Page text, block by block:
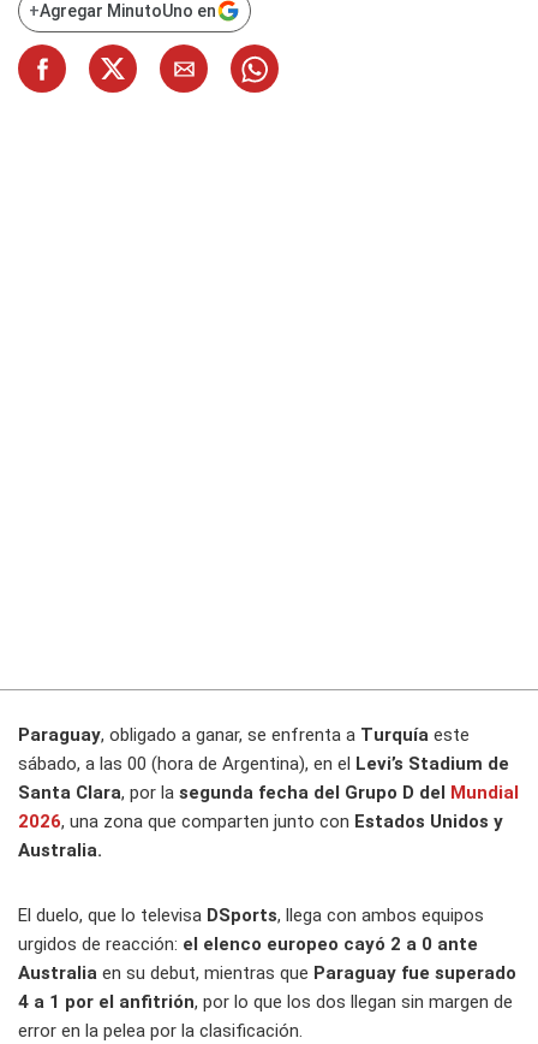
+Agregar MinutoUno en
Paraguay, obligado a ganar, se enfrenta a Turquía este
sábado, a las 00 (hora de Argentina), en el Levi’s Stadium de
Santa Clara, por la segunda fecha del Grupo D del Mundial
2026, una zona que comparten junto con Estados Unidos y
Australia.
El duelo, que lo televisa DSports, llega con ambos equipos
urgidos de reacción: el elenco europeo cayó 2 a 0 ante
Australia en su debut, mientras que Paraguay fue superado
4 a 1 por el anfitrión, por lo que los dos llegan sin margen de
error en la pelea por la clasificación.